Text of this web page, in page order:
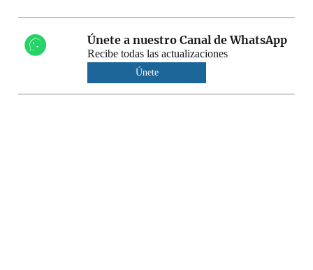
Únete a nuestro Canal de WhatsApp
Recibe todas las actualizaciones
Únete